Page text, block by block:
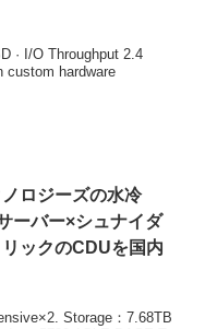
· I/O Throughput 2.4
custom hardware
ロジーズの水冷
ーバー×シュナイダ
ックのCDUを国内
Storage：7.68TB